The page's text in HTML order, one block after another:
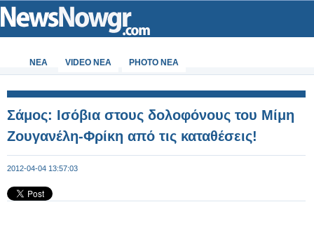
ΝΕΑ VIDEO NEA PHOTO NEA
Σάμος: Ισόβια στους δολοφόνους του Μίμη
Ζουγανέλη-Φρίκη από τις καταθέσεις!
2012-04-04 13:57:03